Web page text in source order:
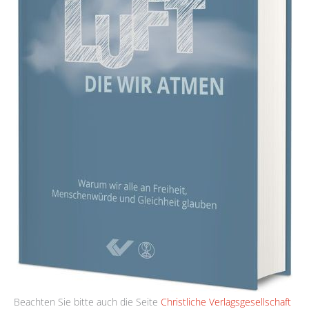
Beachten Sie bitte auch die Seite Christliche Verlagsgesellschaft